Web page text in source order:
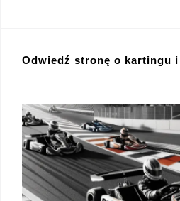
Odwiedź stronę o kartingu